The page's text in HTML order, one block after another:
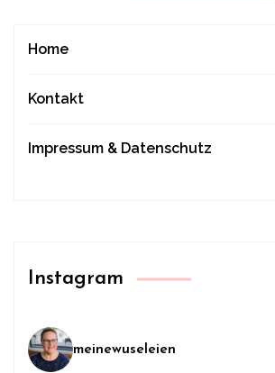
Home
Kontakt
Impressum & Datenschutz
Instagram
meinewuseleien